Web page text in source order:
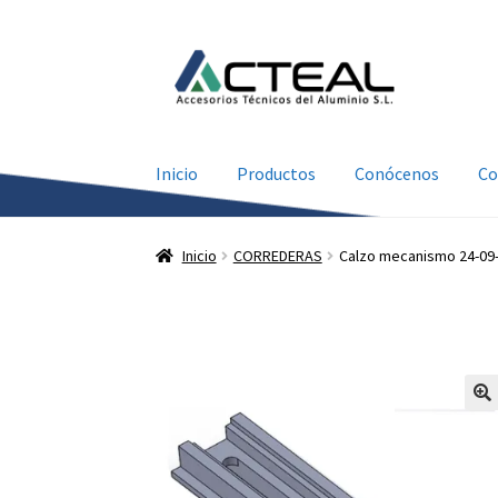
Inicio Productos Conócenos
Inicio CORREDERAS Calzo mecanismo 24-